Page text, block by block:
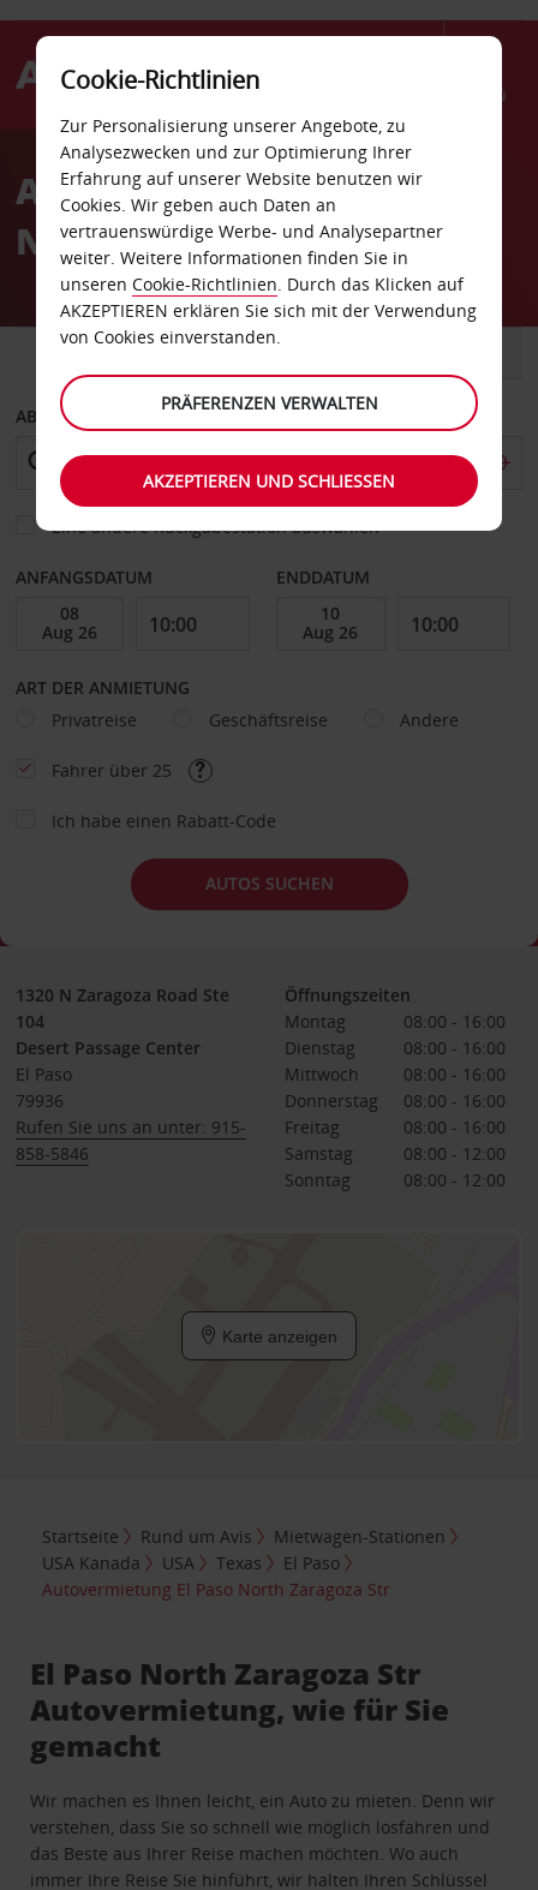
Menü
AvisAutovermietung El Paso
North Zaragoza Str
ABHOLEN VON
Eine andere Rückgabestation auswählen
ANFANGSDATUM ENDDATUM
ART DER ANMIETUNG
Privatreise
Geschäftsreise Andere
Fahrer über 25
Ich habe einen Rabatt-Code
AUTOS SUCHEN
1320 N Zaragoza Road Ste
104
Desert Passage Center
El Paso
79936
Rufen Sie uns an unter: 915-
858-5846
Öffnungszeiten
Montag
08:00 - 16:00
Dienstag
08:00 - 16:00
Mittwoch
08:00 - 16:00
Donnerstag
08:00 - 16:00
Freitag
08:00 - 16:00
Samstag
08:00 - 12:00
Sonntag
08:00 - 12:00
Karte anzeigen
Startseite Rund um Avis
Mietwagen-Stationen
USA Kanada
USA Texas
El Paso
Autovermietung El Paso North Zaragoza Str
El Paso North Zaragoza Str
Autovermietung, wie für Sie
gemacht
Wir machen es Ihnen leicht, ein Auto zu mieten. Denn wir
verstehen, dass Sie so schnell wie möglich losfahren und
das Beste aus Ihrer Reise machen möchten. Wo auch
immer Ihre Reise Sie hinführt, wir halten Ihren Schlüssel
Cookie-Richtlinien
Zur Personalisierung unserer Angebote, zu
Analysezwecken und zur Optimierung Ihrer
Erfahrung auf unserer Website benutzen wir
Cookies. Wir geben auch Daten an
vertrauenswürdige Werbe- und Analysepartner
weiter. Weitere Informationen finden Sie in
unseren Cookie-Richtlinien. Durch das Klicken auf
AKZEPTIEREN erklären Sie sich mit der Verwendung
von Cookies einverstanden.
PRÄFERENZEN VERWALTEN
AKZEPTIEREN UND SCHLIESSEN